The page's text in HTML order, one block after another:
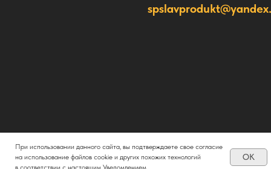
При использовании данного сайта, вы подтверждаете свое согласие
на использование файлов cookie и других похожих технологий
в соответствии с настоящим Уведомлением.
OK